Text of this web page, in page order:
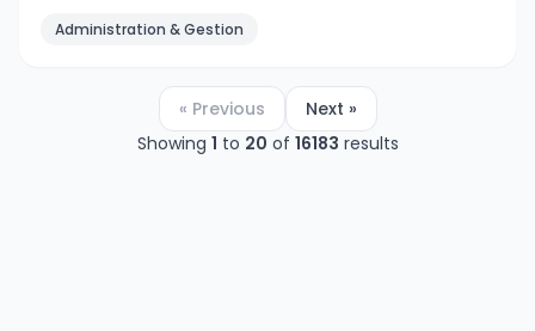
Administration & Gestion
« Previous
Next »
Showing 1 to 20 of 16183 results